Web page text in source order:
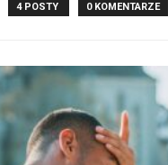
4 POSTY 0 KOMENTARZE